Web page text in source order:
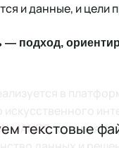
и данные, и цели
— подход,
, которая
текстовые